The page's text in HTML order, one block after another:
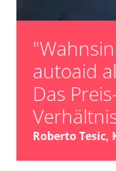
autoaid
Das
Roberto Tesic,